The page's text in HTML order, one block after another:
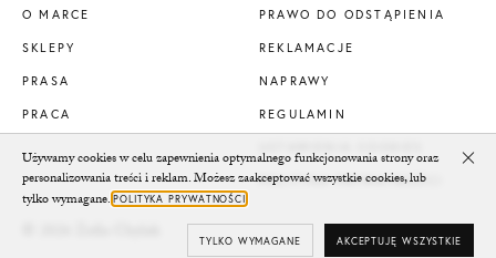
O MARCE
SKLEPY
PRASA
PRACA
PRAWO DO ODSTĄPIENIA
REKLAMACJE
NAPRAWY
REGULAMIN
POLITYKA PRYWATNOŚCI
Używamy cookies w celu zapewnienia optymalnego funkcjonowania strony oraz
personalizowania treści i reklam. Możesz zaakceptować wszystkie cookies, lub
tylko wymagane.POLITYKA PRYWATNOŚCI
AKCEPTUJĘ WSZYSTKIE
TYLKO WYMAGANE